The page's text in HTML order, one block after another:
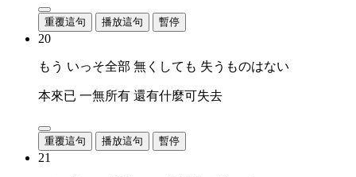
重覆這句 播放這句 暫停
20
もう いっそ全部 無くしても 失うものはない
本來已 一無所有 還有什麼可失去
重覆這句 播放這句 暫停
21